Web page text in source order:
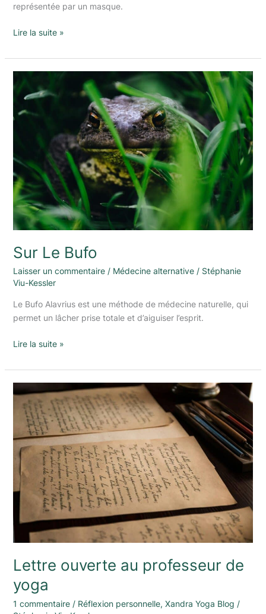
représentée par un masque.
Lire la suite »
Sur Le Bufo
Laisser un commentaire / Médecine alternative/ Stéphanie
Viu-Kessler
Le Bufo Alavrius est une méthode de médecine naturelle, qui
permet un lâcher prise totale et d’aiguiser l’esprit.
Sur
Le
Bufo
Lire la suite »
Lettre ouverte au professeur de
yoga
1 commentaire / Réflexion personnelle, Xandra Yoga Blog /
Lettre
ouverte
professeur
de
yoga